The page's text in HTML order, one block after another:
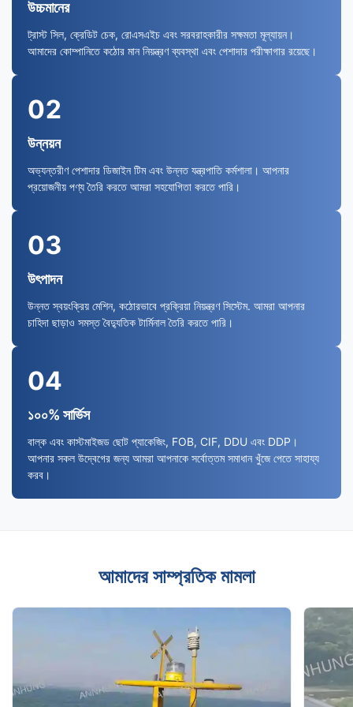
উচ্চমানের
ট্রাস্ট সিল, ক্রেডিট চেক, রোএসএইচ এবং সরবরাহকারীর সক্ষমতা মূল্যায়ন।
আমাদের কোম্পানিতে কঠোর মান নিয়ন্ত্রণ ব্যবস্থা এবং পেশাদার পরীক্ষাগার রয়েছে।
02
উন্নয়ন
অভ্যন্তরীণ পেশাদার ডিজাইন টিম এবং উন্নত যন্ত্রপাতি কর্মশালা। আপনার
প্রয়োজনীয় পণ্য তৈরি করতে আমরা সহযোগিতা করতে পারি।
03
উৎপাদন
উন্নত স্বয়ংক্রিয় মেশিন, কঠোরভাবে প্রক্রিয়া নিয়ন্ত্রণ সিস্টেম. আমরা আপনার
চাহিদা ছাড়াও সমস্ত বৈদ্যুতিক টার্মিনাল তৈরি করতে পারি।
04
১০০% সার্ভিস
বাল্ক এবং কাস্টমাইজড ছোট প্যাকেজিং, FOB, CIF, DDU এবং DDP।
আপনার সকল উদ্বেগের জন্য আমরা আপনাকে সর্বোত্তম সমাধান খুঁজে পেতে সাহায্য
করব।
আমাদের সাম্প্রতিক মামলা